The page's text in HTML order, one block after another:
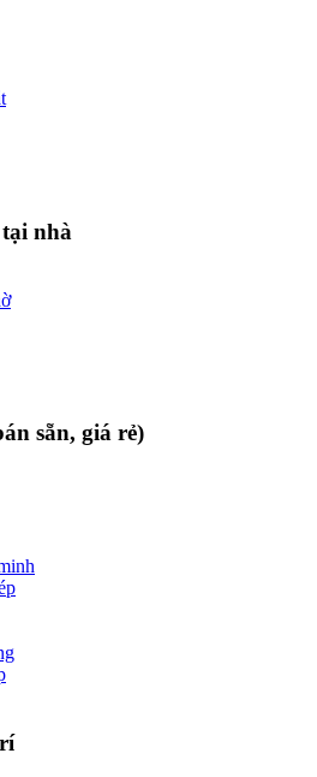
nhà
sẵn, giá rẻ)